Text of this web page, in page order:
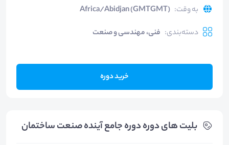
به وقت:
Africa/Abidjan (GMTGMT)
دسته‌بندی: فنی، مهندسی و صنعت
خرید دوره
بلیت های دوره دوره جامع آینده صنعت ساختمان